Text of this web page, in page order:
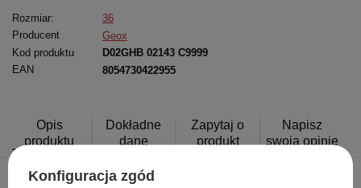
Rozmiar:
36
Producent
Geox
Kod produktu
D02GHB 02143 C9999
EAN
8054730422955
Opis
produktu
Dokładne
dane
Zapytaj o
produkt
Napisz
swoją opinię
Konfiguracja zgód